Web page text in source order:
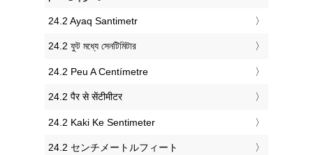
‎24.2 Ayaq Santimetr
‎24.2 ফুট মধ্যে সেনটিমিটার
‎24.2 Peu A Centímetre
‎24.2 पैर से सेंटीमीटर
‎24.2 Kaki Ke Sentimeter
‎24.2 センチメートルフィート